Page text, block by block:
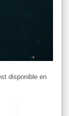
disponible en